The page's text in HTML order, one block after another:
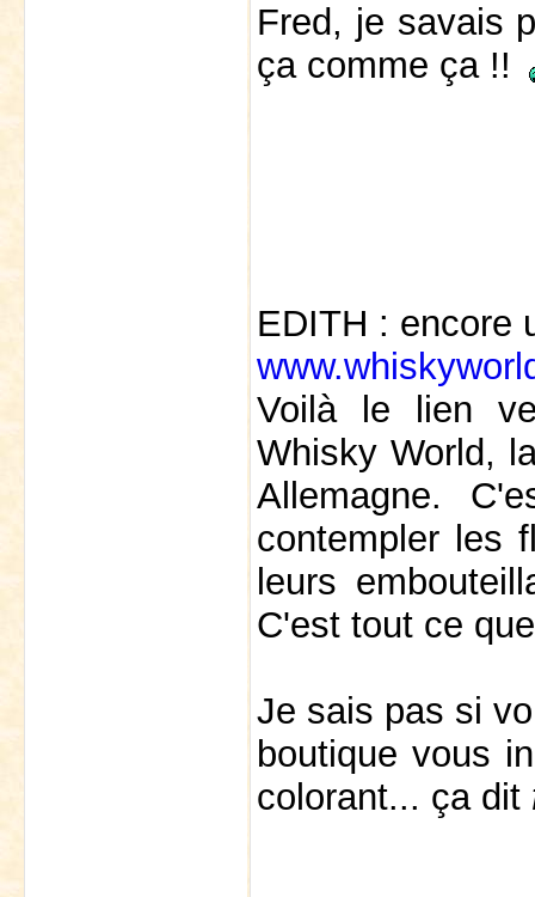
Fred, je savais
ça comme ça !!
EDITH : encore
Voilà le lien
Whisky World,
Allemagne.
contempler les
leurs
C'est tout ce
Je sais pas si
boutique vous
colorant... ça dit